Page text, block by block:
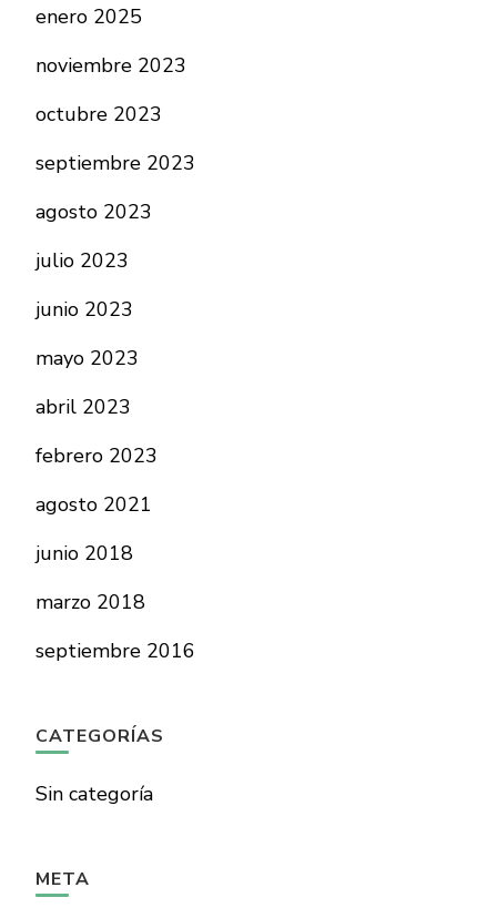
enero 2025
noviembre 2023
octubre 2023
septiembre 2023
agosto 2023
julio 2023
junio 2023
mayo 2023
abril 2023
febrero 2023
agosto 2021
junio 2018
marzo 2018
septiembre 2016
CATEGORÍAS
Sin categoría
META